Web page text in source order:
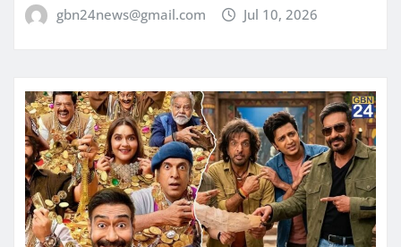
gbn24news@gmail.com Jul 10, 2026